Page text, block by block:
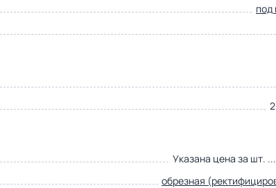
Указана цена за шт. ...
обрезная